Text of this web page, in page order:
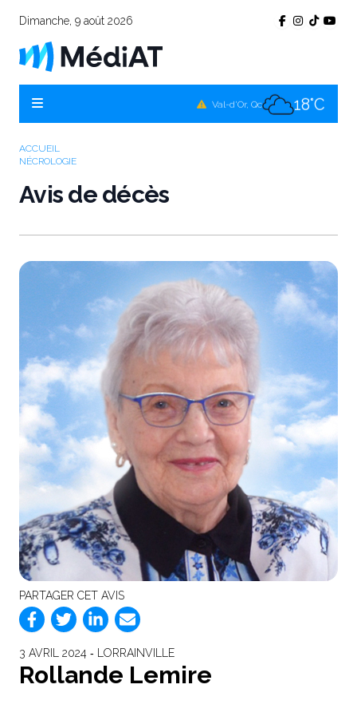
Dimanche, 9 août 2026
Val-d'Or, Qc 18°C
ACCUEIL
NÉCROLOGIE
Avis de décès
PARTAGER CET AVIS
3 AVRIL 2024 ‐ LORRAINVILLE
Rollande Lemire